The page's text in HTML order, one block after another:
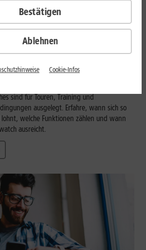
Für wen
die robusten Modelle?
sind für Touren, Training und
ausgelegt. Erfahre, wann sich so
welche Funktionen zählen und wann
ausreicht.
Ablehnen
Bestätigen
Cookie-Infos